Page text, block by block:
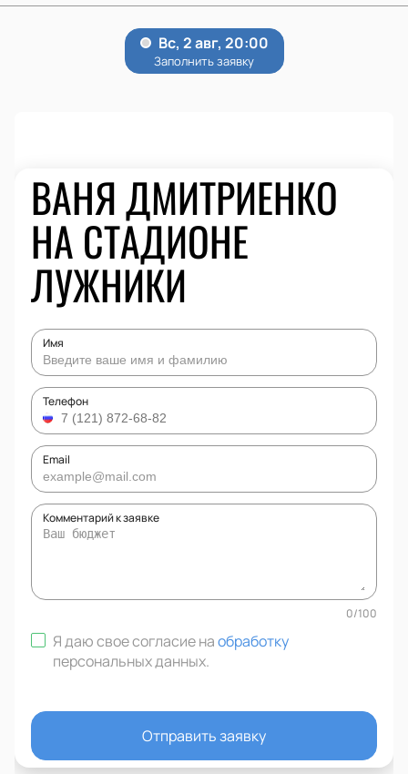
ВАНЯ ДМИТРИЕНКО
НА СТАДИОНЕ
ЛУЖНИКИ
Имя
Телефон
Email
Комментарий к заявке
0/100
Я даю свое согласие наобработку
персональных данных.
Отправить заявку